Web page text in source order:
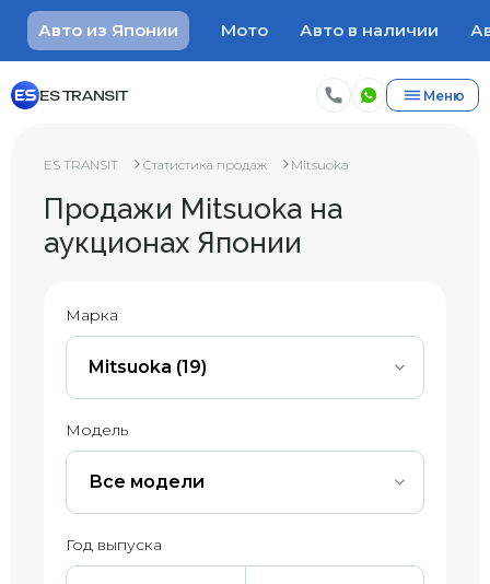
Авто из Японии Мото Авто в наличии
ES TRANSIT Меню
ES TRANSIT Статистика продаж Mitsuoka
Продажи Mitsuoka на
аукционах Японии
Марка
Mitsuoka (19)
Модель
Все модели
Год выпуска